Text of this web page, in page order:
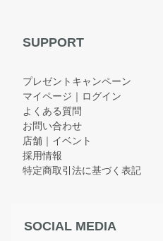
SUPPORT
プレゼントキャンペーン
マイページ｜ログイン
よくある質問
お問い合わせ
店舗｜イベント
採用情報
特定商取引法に基づく表記
SOCIAL MEDIA